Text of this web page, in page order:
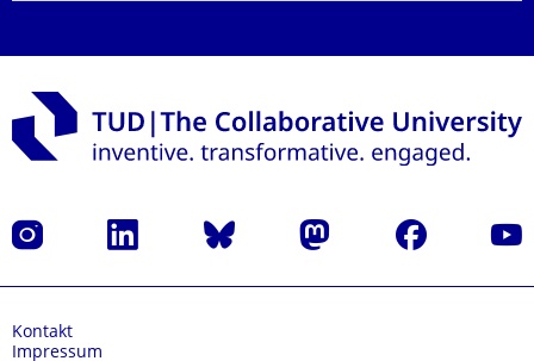
Instagram LinkedIn Bluesky Mastodon Facebook
Kontakt
Impressum